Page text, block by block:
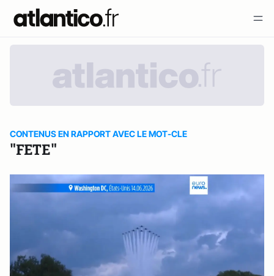
CONTENUS EN RAPPORT AVEC LE MOT-CLE
"FETE"